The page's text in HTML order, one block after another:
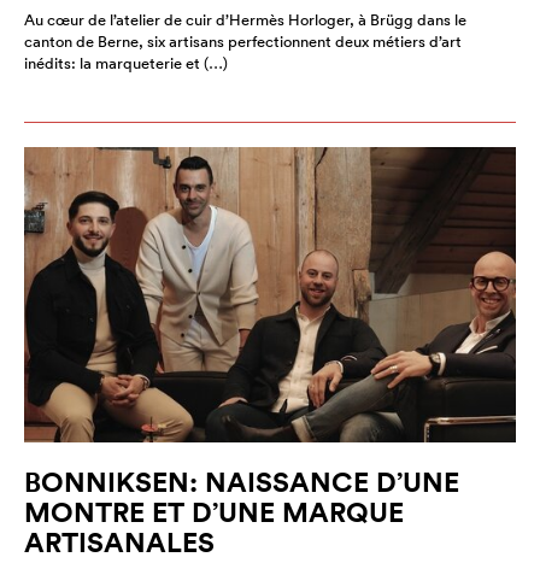
Au cœur de l’atelier de cuir d’Hermès Horloger, à Brügg dans le
canton de Berne, six artisans perfectionnent deux métiers d’art
inédits: la marqueterie et (…)
BONNIKSEN: NAISSANCE D’UNE
MONTRE ET D’UNE MARQUE
ARTISANALES